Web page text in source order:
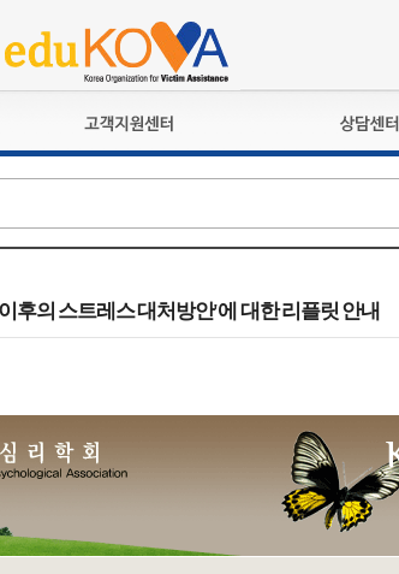
공지사항
상담접수
후의 스트레스 대처방안'에 대한 리플릿 안내